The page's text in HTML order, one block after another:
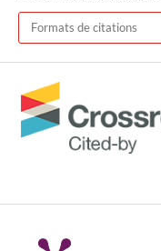
Formats de citations